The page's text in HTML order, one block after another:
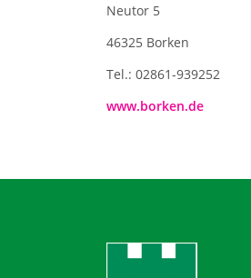
Neutor 5
46325 Borken
Tel.: 02861-939252
www.borken.de